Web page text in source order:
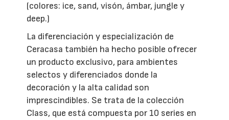
(colores: ice, sand, visón, ámbar, jungle y
deep.)
La diferenciación y especialización de
Ceracasa también ha hecho posible ofrecer
un producto exclusivo, para ambientes
selectos y diferenciados donde la
decoración y la alta calidad son
imprescindibles. Se trata de la colección
Class, que está compuesta por 10 series en